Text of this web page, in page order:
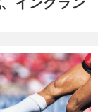
クナンバー
国内
写真
スポーツ
文化
版／映画